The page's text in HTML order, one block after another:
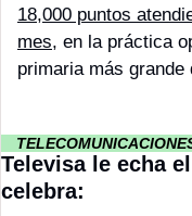
18,000 puntos
mes, en la práctica
primaria más grande
Televisa le echa
celebra: